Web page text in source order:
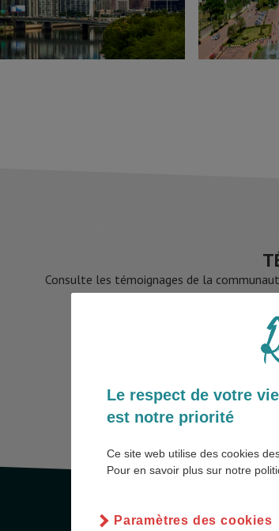
Consulte les témoignages de la
Le respect de votre
est notre priorité
Ce site web utilise des cookies
Pour en savoir plus sur notre
Paramètres des cookies